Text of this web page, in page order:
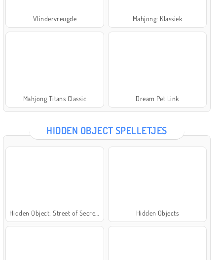
Vlindervreugde Mahjong: Klassiek
Mahjong Titans Classic Dream Pet Link
HIDDEN OBJECT SPELLETJES
Hidden Objects